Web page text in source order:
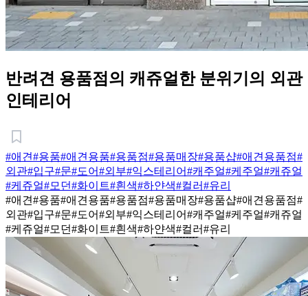
반려견 용품점의 캐쥬얼한 분위기의 외관
인테리어
#애견#용품#애견용품#용품점#용품매장#용품샵#애견용품점#
외관#입구#문#도어#외부#익스테리어#캐주얼#케주얼#캐쥬얼
#케쥬얼#모던#화이트#흰색#하얀색#컬러#유리
#애견#용품#애견용품#용품점#용품매장#용품샵#애견용품점#
외관#입구#문#도어#외부#익스테리어#캐주얼#케주얼#캐쥬얼
#케쥬얼#모던#화이트#흰색#하얀색#컬러#유리